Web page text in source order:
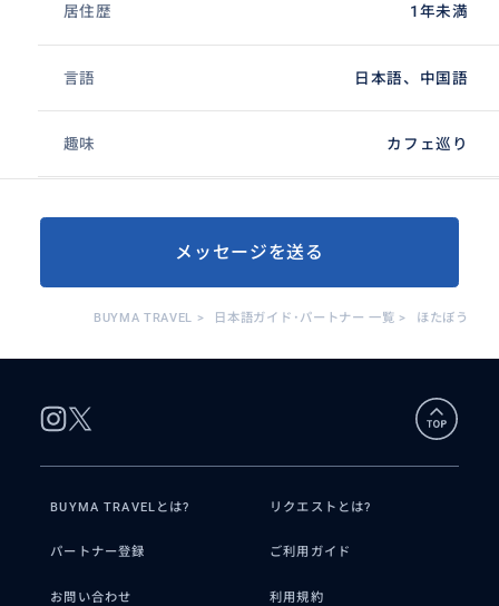
居住歴 1年未満
言語 日本語、中国語
趣味 カフェ巡り
メッセージを送る
BUYMA TRAVEL > 日本語ガイド･パートナー 一覧 > ほたぼう
BUYMA TRAVELとは? リクエストとは?
パートナー登録 ご利用ガイド
お問い合わせ 利用規約